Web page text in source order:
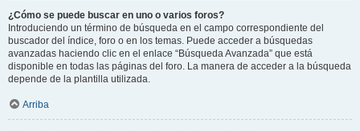
¿Cómo se puede buscar en uno o varios foros?
Introduciendo un término de búsqueda en el campo correspondiente del
buscador del índice, foro o en los temas. Puede acceder a búsquedas
avanzadas haciendo clic en el enlace “Búsqueda Avanzada” que está
disponible en todas las páginas del foro. La manera de acceder a la búsqueda
depende de la plantilla utilizada.
Arriba